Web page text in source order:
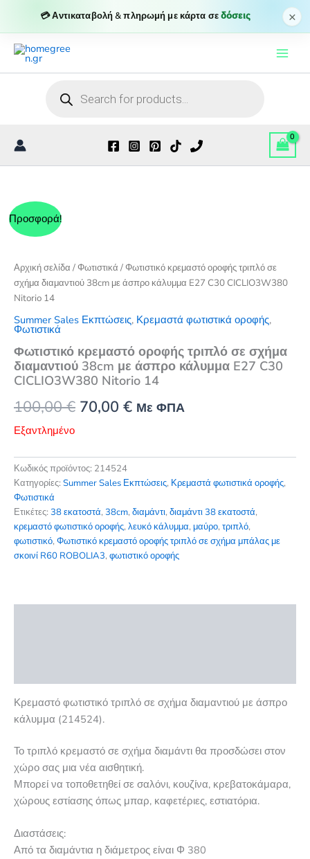
💳 Αντικαταβολή & πληρωμή με κάρτα σεδόσεις ×
Μετάβαση
στο
περιεχόμενο
search
Προσφορά!
Αρχική σελίδα /Φωτιστικά / Φωτιστικό κρεμαστό οροφής τριπλό σε
σχήμα διαμαντιού 38cm με άσπρο κάλυμμα E27 C30 CICLIO3W380
Nitorio 14
Summer Sales Εκπτώσεις, Κρεμαστά φωτιστικά οροφής,
Φωτιστικά
Φωτιστικό κρεμαστό οροφής τριπλό σε σχήμα
διαμαντιού 38cm με άσπρο κάλυμμα E27 C30
CICLIO3W380 Nitorio 14
100,00€ Original
was:
100,00 €.
70,00 €Η
τιμή
είναι:
70,00 €.
Με ΦΠΑ
Εξαντλημένο
Κωδικός προϊόντος: 214524
Κατηγορίες: Summer Sales Εκπτώσεις, Κρεμαστά φωτιστικά οροφής,
Φωτιστικά
Ετικέτες: 38 εκατοστά, 38cm, διαμάντι, διαμάντι 38 εκατοστά,
κρεμαστό φωτιστικό οροφής, λευκό κάλυμμα, μαύρο, τριπλό,
φωτιστικό, Φωτιστικό κρεμαστό οροφής τριπλό σε σχήμα μπάλας με
σκοινί R60 ROBOLIA3, φωτιστικό οροφής
Κρεμαστό φωτιστικό τριπλό σε σχήμα διαμαντιού με άσπρο
κάλυμμα (214524).
Το τριπλό κρεμαστό σε σχήμα διαμάντι θα προσδώσει στον
χώρο σας μια νέα αισθητική.
Μπορεί να τοποθετηθεί σε σαλόνι, κουζίνα, κρεβατοκάμαρα,
χώρους εστίασης όπως μπαρ, καφετέριες, εστιατόρια.
Διαστάσεις:
Από τα διαμάντια η διάμετρος είναι Φ 380